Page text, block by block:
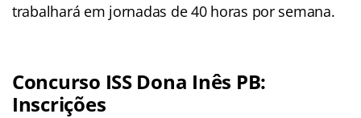
trabalhará em jornadas de 40 horas por semana.
Concurso ISS Dona Inês PB:
Inscrições